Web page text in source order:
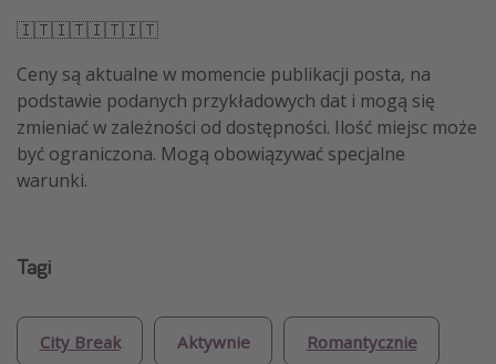
🇮🇹🇮🇹🇮🇹🇮🇹
Ceny są aktualne w momencie publikacji posta, na
podstawie podanych przykładowych dat i mogą się
zmieniać w zależności od dostępności. Ilość miejsc może
być ograniczona. Mogą obowiązywać specjalne
warunki.
Tagi
City Break Aktywnie Romantycznie